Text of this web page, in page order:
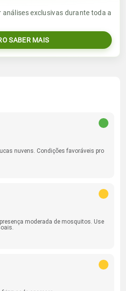
Umidade do ar
51% 97%
Lua
Umidade do ar
Vento
N - 6km/h
análises exclusivas durante toda a
SABER MAIS
nuvens. Condições favoráveis pro
moderada de mosquitos. Use